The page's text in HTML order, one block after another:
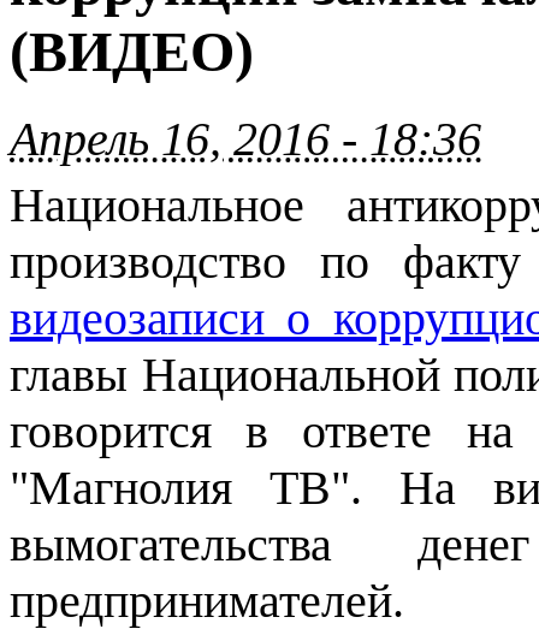
(ВИДЕО)
Апрель 16, 2016 - 18:36
Национальное
производство по
видеозаписи о
главы Национальной
говорится в ответе
"Магнолия ТВ". На
вымогательства
предпринимателей.